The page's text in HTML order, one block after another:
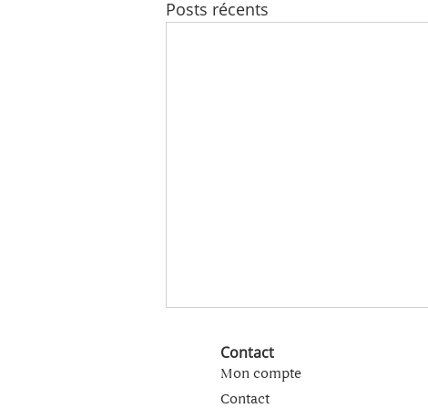
Posts récents
Contact
Mon compte
Contact